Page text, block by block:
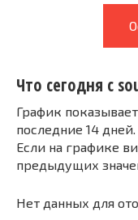
Что сегодня с
График
последние 14 дней.
Если на графике
предыдущих
Нет данных для